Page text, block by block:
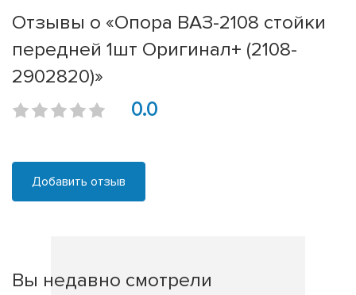
Отзывы о «Опора ВАЗ-2108 стойки
передней 1шт Оригинал+ (2108-
2902820)»
0.0
Добавить отзыв
Вы недавно смотрели